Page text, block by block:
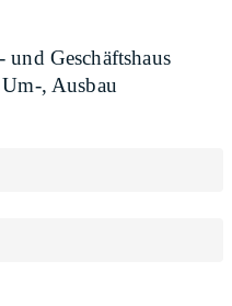
und Geschäftshaus
, Ausbau